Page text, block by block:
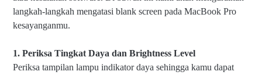
langkah-langkah mengatasi blank screen pada MacBook Pro
kesayanganmu.
1. Periksa Tingkat Daya dan Brightness Level
Periksa tampilan lampu indikator daya sehingga kamu dapat